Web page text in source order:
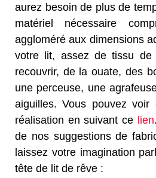
aurez besoin de plus de
matériel nécessaire
aggloméré aux dimensions
votre lit, assez de tissu
recouvrir, de la ouate, des
une perceuse, une
aiguilles. Vous pouvez
réalisation en suivant ce lien
de nos suggestions de
laissez votre imagination
tête de lit de rêve :